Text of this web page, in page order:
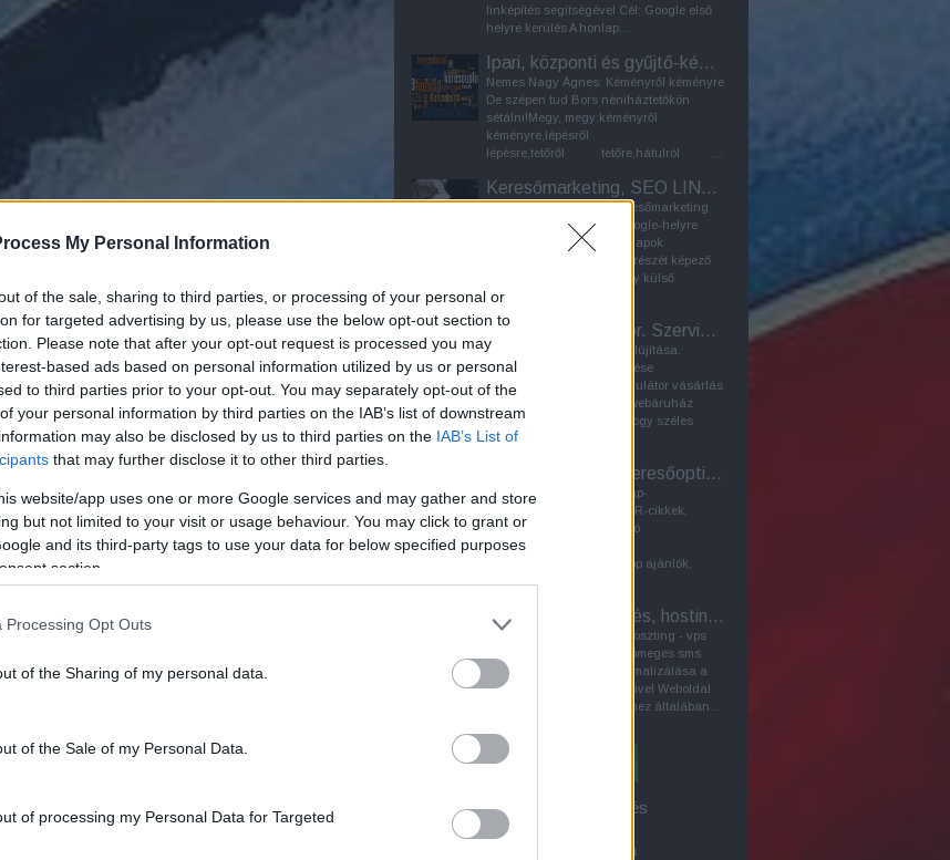
My Personal Information
of the sale, sharing to third parties, or processing of your personal or
for targeted advertising by us, please use the below opt-out section to
Please note that after your opt-out request is processed you may
based ads based on personal information utilized by us or personal
to third parties prior to your opt-out. You may separately opt-out of the
your personal information by third parties on the IAB’s list of downstream
may also be disclosed by us to third parties on the IAB’s List of
that may further disclose it to other third parties.
website/app uses one or more Google services and may gather and store
but not limited to your visit or usage behaviour. You may click to grant or
and its third-party tags to use your data for below specified purposes
section.
Processing Opt Outs
of the Sharing of my personal data.
of the Sale of my Personal Data.
of processing my Personal Data for Targeted
linképítés segítségével Cél: Google első
helyre kerülés A honlap...
Ipari, központi és gyűjtő-kémény - Furanflex kéménybélelés
Nemes Nagy Ágnes: Kéményről kéményre
De szépen tud Bors néniháztetőkön
sétálni!Megy, megy:kéményről
kéményre,lépésről
lépésre,tetőről tetőre,hátulról ...
Keresőmarketing, SEO LINKÉPÍTÉS
organikus linképítés - keresőmarketing
módszer a honlap első google-helyre
kerülése érdekében A weblapok
keresőoptimalizálásának részét képező
LINKÉPÍTÉS célja az, hogy külső
honlapokra kihelyezett...
Laptop akkumulátor. Szerviz Bp. / Webáruház
2024: Linképítő program felújítása.
Korábbi SEO-tuning frissítése
Webáruház: laptop akkumulátor vásárlás
Bármely laptopalkatrész-webáruház
feladata elsősorban az, hogy széles
választékban kínáljon...
PR-cikk - Honlap keresőoptimalizálás - Seo
A PR-cikk szerepe a honlap-
keresőoptimalizálásban PR-cikkek,
vagyis a közönséggel való
kommunikáció céljából írt
sajtóközlemények, pl.laptop ajánlók,
VPS - Szerver bérlés, hosting sms
A szerverbérlés - szerverhoszting - vps
virtuális szerver bérlés - tömeges sms
küldés tárgyú honlap optimalizálása a
kereső marketing eszközeivel Weboldal
biztonságos működtetéséhez általában...
Első 3 a Google-keresőből
Boríték címzés / levél címzés
Google első 10-be kerülés
Blogok keresőoptimalizálása